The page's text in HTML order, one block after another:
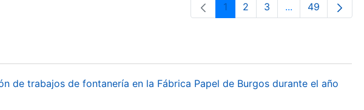
Páxina
1 Páxina
2 Páxina
3 ...PáxinasPáxina
49
de trabajos de fontanería en la Fábrica Papel de Burgos durante el año